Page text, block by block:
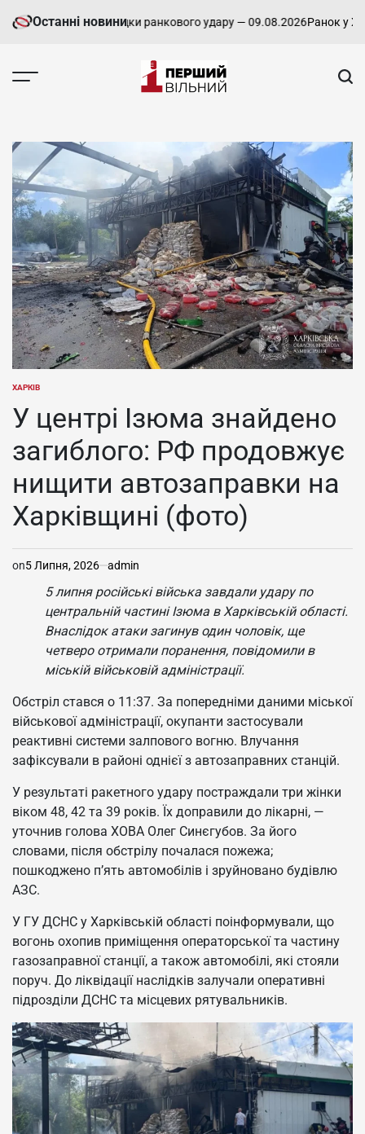
до
Останні новини
наслідки ранкового удару — 09.08.2026Ранок у
харківський,
новини
Харкова
та
області
ОПУБЛІКУВАТИ
ХАРКІВ
У центрі Ізюма знайдено
загиблого: РФ продовжує
нищити автозаправки на
Харківщині (фото)
on5 Липня, 2026 admin
5 липня російські війська завдали удару по
центральній частині Ізюма в Харківській області.
Внаслідок атаки загинув один чоловік, ще
четверо отримали поранення, повідомили в
міській військовій адміністрації.
Обстріл стався о 11:37. За попередніми даними міської
військової адміністрації, окупанти застосували
реактивні системи залпового вогню. Влучання
зафіксували в районі однієї з автозаправних станцій.
У результаті ракетного удару постраждали три жінки
віком 48, 42 та 39 років. Їх доправили до лікарні, —
уточнив голова ХОВА Олег Синєгубов. За його
словами, після обстрілу почалася пожежа;
пошкоджено п’ять автомобілів і зруйновано будівлю
АЗС.
У ГУ ДСНС у Харківській області поінформували, що
вогонь охопив приміщення операторської та частину
газозаправної станції, а також автомобілі, які стояли
поруч. До ліквідації наслідків залучали оперативні
підрозділи ДСНС та місцевих рятувальників.